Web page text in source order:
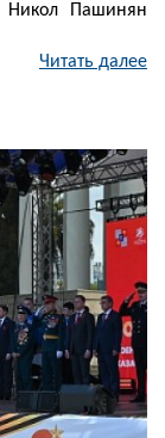
Никол Пашинян
Читать далее